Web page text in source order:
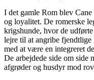
I det gamle Rom blev
og loyalitet. De romerske
krigshunde, hvor de
lejre til at angribe fjendtlige
med at være en integreret
De arbejdede side om side
afgrøder og husdyr mod